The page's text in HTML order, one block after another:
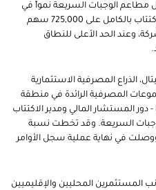
مطاعم الوجبات السريعة نمواً في
المملكة العربية السعودية. وقد تم الاكتتاب بالكامل على 725,000 سهم
الشركة، وعند الحد الأعلى للنطاق
الذراع المصرفية الاستثمارية
المصرفية الرائدة في منطقة
المستشار المالي ومدير الاكتتاب
السريعة. وقد تخطت نسبة
ووصلت في نهاية عملية سجل الأوامر
المستثمرين المحليين والإقليميين